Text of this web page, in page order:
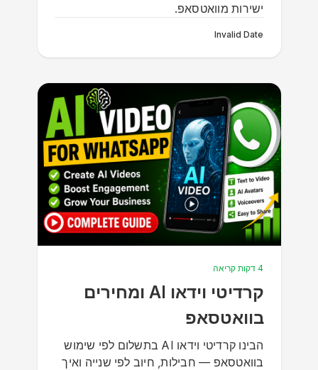
ישירות מוואטסאפ.
Invalid Date
4 דקות קריאה
קרדיטי וידאו AI ומחירים
בוואטסאפ
הבינו קרדיטי וידאו AI בתשלום לפי שימוש
בוואטסאפ — חבילות, חיוב לפי שנייה ואיך